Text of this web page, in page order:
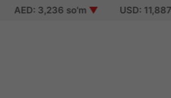
AED: 3,236 so'm▼ USD: 11,887